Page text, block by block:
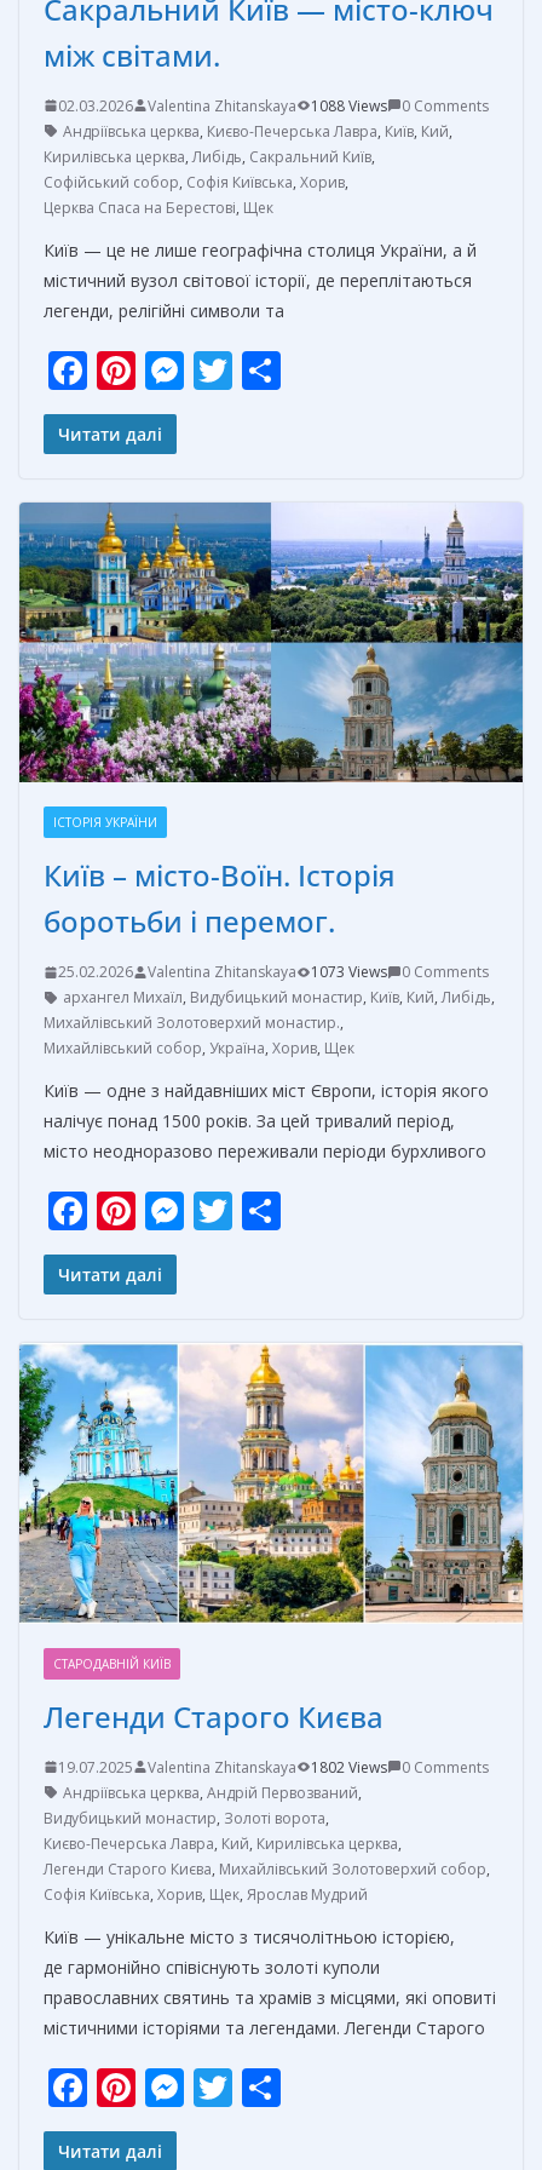
Сакральний Київ — місто-ключ
між світами.
02.03.2026 Valentina Zhitanskaya 1088 Views
0 Comments
Андріївська церква, Києво-Печерська Лавра, Київ, Кий,
Кирилівська церква,Либідь, Сакральний Київ,
Софійський собор, Софія Київська, Хорив,
Церква Спаса на Берестові, Щек
Київ — це не лише географічна столиця України, а й
містичний вузол світової історії, де переплітаються
легенди, релігійні символи та
F
ac
e
o
o
k
Pi
nt
er
st
M
n
g
er
T
в
и
т
ь
Читати далі
ІСТОРІЯ УКРАЇНИ
Київ – місто-Воїн. Історія
боротьби і перемог.
25.02.2026 Valentina Zhitanskaya 1073 Views
0 Comments
архангел Михаїл, Видубицький монастир, Київ, Кий,Либідь,
Михайлівський Золотоверхий монастир.,
Михайлівський собор, Україна, Хорив, Щек
Київ — одне з найдавніших міст Європи, історія якого
налічує понад 1500 років. За цей тривалий період,
місто неодноразово переживали періоди бурхливого
F
ac
e
o
o
k
Pi
nt
er
st
M
n
g
er
T
а
в
и
т
ь
Читати далі
СТАРОДАВНІЙ КИЇВ
Легенди Старого Києва
19.07.2025 Valentina Zhitanskaya 1802 Views
0 Comments
Андріївська церква, Андрій Первозваний,
Видубицький монастир, Золоті ворота,
Києво-Печерська Лавра, Кий, Кирилівська церква,
Легенди Старого Києва, Михайлівський Золотоверхий собор,
Софія Київська, Хорив, Щек, Ярослав Мудрий
Київ — унікальне місто з тисячолітньою історією,
де гармонійно співіснують золоті куполи
православних святинь та храмів з місцями, які оповиті
містичними історіями та легендами. Легенди Старого
F
ac
Pi
nt
M T
Читати далі